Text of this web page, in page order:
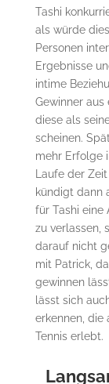
Tashi
als würde
Personen
Ergebnisse
intime
Gewinner
diese als
scheinen.
mehr Erfolge
Laufe der
kündigt dann
für Tashi eine
zu verlassen,
darauf nicht
mit Patrick,
gewinnen
lässt sich
erkennen, die
Tennis erlebt.